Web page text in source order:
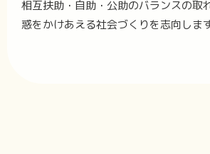
相互扶助・自助・公助のバランスの取
惑をかけあえる社会づくりを志向しま